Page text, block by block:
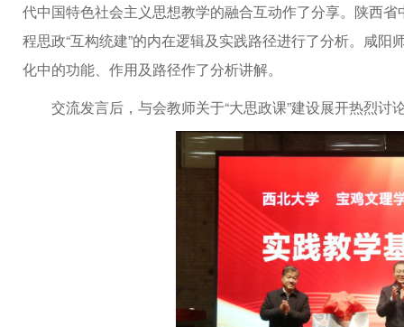
代中国特色社会主义思想教学的融合互动作了分享。陕西
程思政“互构统建”的内在逻辑及实践路径进行了分析。咸
化中的功能、作用及路径作了分析讲解。
交流发言后，与会教师关于“大思政课”建设展开热烈讨